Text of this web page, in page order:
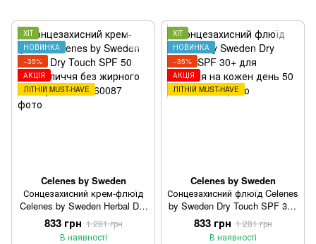
ХІТ
НОВИНКА
−35%
АКЦІЯ
ЛІТНІЙ MUST-HAVE
Celenes by Sweden
Сонцезахисний крем-флюїд
Celenes by Sweden Herbal Dry
Touch SPF 50 для обличчя
без жирного блиску 50 мл
833 грн 1 281 грн
В наявності
ХІТ
НОВИНКА
−35%
АКЦІЯ
ЛІТНІЙ MUST-HAVE
Celenes by Sweden
Сонцезахисний флюїд Celenes
by Sweden Dry Touch SPF 30+
для обличчя на кожен день
50 мл
833 грн 1 281 грн
В наявності